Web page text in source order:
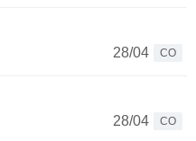
28/04
CO
28/04
CO